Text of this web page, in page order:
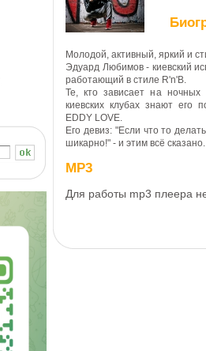
Молодой, активный, яркий и
Эдуард Любимов - киевский
работающий в стиле R'n'B.
Те, кто зависает на ночных
киевских клубах знают его
EDDY LOVE.
Его девиз: "Если что то
шикарно!" - и этим всё сказано.
MP3
Для работы mp3 плеера